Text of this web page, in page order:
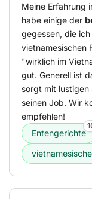
Meine Erfahrung
habe einige der
gegessen, die
vietnamesischen
"wirklich im
gut. Generell ist
sorgt mit
seinen Job. Wir
empfehlen!
Entengerichte